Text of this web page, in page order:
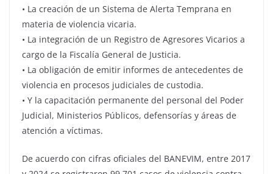
• La creación de un Sistema de Alerta Temprana en
materia de violencia vicaria.
• La integración de un Registro de Agresores Vicarios a
cargo de la Fiscalía General de Justicia.
• La obligación de emitir informes de antecedentes de
violencia en procesos judiciales de custodia.
• Y la capacitación permanente del personal del Poder
Judicial, Ministerios Públicos, defensorías y áreas de
atención a víctimas.
De acuerdo con cifras oficiales del BANEVIM, entre 2017